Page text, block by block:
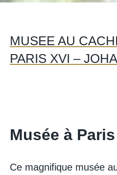
MUSEE AU
PARIS XVI –
Musée à
Ce magnifique musée